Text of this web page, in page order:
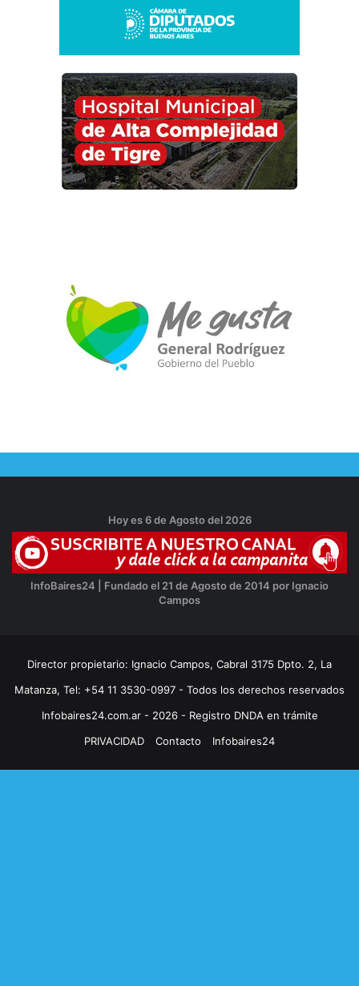
Hoy es 6 de Agosto del 2026
InfoBaires24 | Fundado el 21 de Agosto de 2014 por Ignacio
Campos
Director propietario: Ignacio Campos, Cabral 3175 Dpto. 2, La
Matanza, Tel: +54 11 3530-0997 - Todos los derechos reservados
Infobaires24.com.ar - 2026 - Registro DNDA en trámite
PRIVACIDAD
Contacto Infobaires24